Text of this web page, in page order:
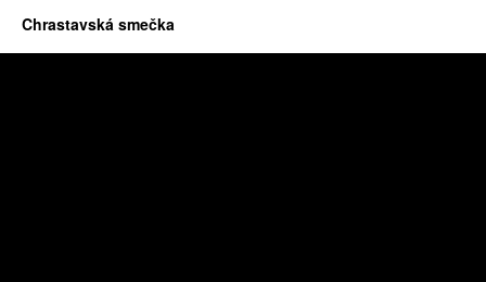
Chrastavská smečka